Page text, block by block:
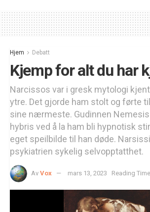
Hjem Debatt
Kjemp for alt du har
Narcissos var i gresk mytologi
ytre. Det gjorde ham stolt og førte
sine nærmeste. Gudinnen
hybris ved å la ham bli hypnotisk
eget speilbilde til han døde.
psykiatrien sykelig selvopptatthet.
Av Vox mars 13, 2023 Reading